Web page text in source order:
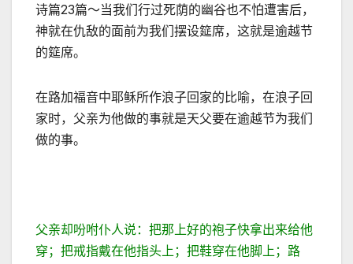
诗篇23篇～当我们行过死荫的幽谷也不怕遭害后，
神就在仇敌的面前为我们摆设筵席，这就是逾越节
的筵席。
在路加福音中耶稣所作浪子回家的比喻，在浪子回
家时，父亲为他做的事就是天父要在逾越节为我们
做的事。
父亲却吩咐仆人说：把那上好的袍子快拿出来给他
穿；把戒指戴在他指头上；把鞋穿在他脚上；路